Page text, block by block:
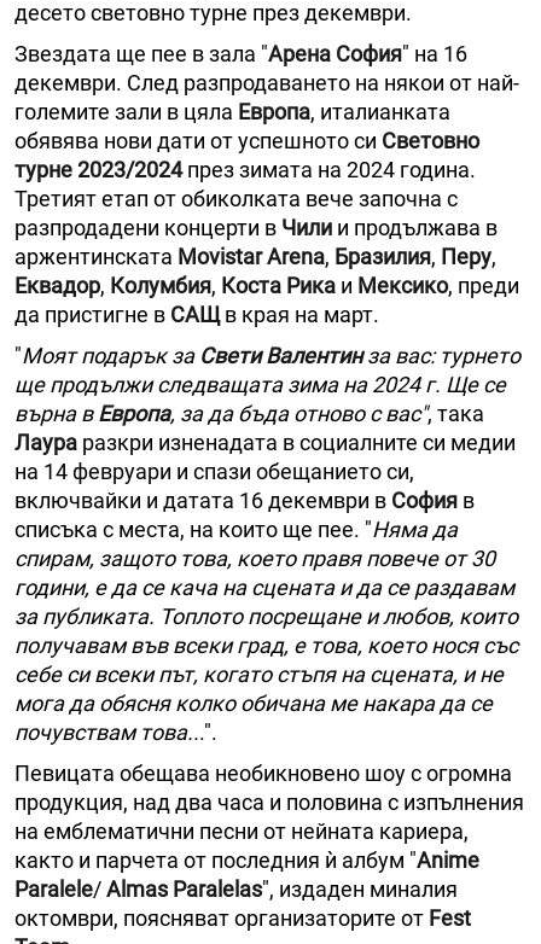
десето световно турне през декември.
Звездата ще пее в зала "Арена София" на 16
декември. След разпродаването на някои от най-
големите зали в цяла Европа, италианката
обявява нови дати от успешното си Световно
турне 2023/2024през зимата на 2024 година.
Третият етап от обиколката вече започна с
разпродадени концерти в Чили и продължава в
аржентинската Movistar Arena, Бразилия, Перу,
Еквадор, Колумбия, Коста Рика и Мексико, преди
да пристигне в САЩв края на март.
"Моят подарък за Свети Валентинза вас: турнето
ще продължи следващата зима на 2024 г. Ще се
върна вЕвропа, за да бъда отново с вас", така
Лаура разкри изненадата в социалните си медии
на 14 февруари и спази обещанието си,
включвайки и датата 16 декември в София в
списъка с места, на които ще пее. "Няма да
спирам, защото това, което правя повече от 30
години, е да се кача на сцената и да се раздавам
за публиката. Топлото посрещане и любов, които
получавам във всеки град, е това, което нося със
себе си всеки път, когато стъпя на сцената, и не
мога да обясня колко обичана ме накара да се
почувствам това...".
Певицата обещава необикновено шоу с огромна
продукция, над два часа и половина с изпълнения
на емблематични песни от нейната кариера,
както и парчета от последния ѝ албум "Anime
Paralele/Almas Paralelas", издаден миналия
октомври, поясняват организаторите от Fest